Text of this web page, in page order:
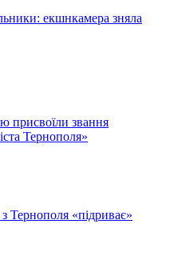
екшнкамера зняла
присвоїли звання
Тернополя»
Тернополя «підриває»